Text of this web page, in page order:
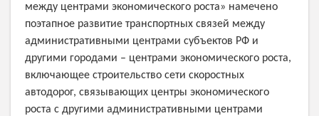
между центрами экономического роста» намечено
поэтапное развитие транспортных связей между
административными центрами субъектов РФ и
другими городами – центрами экономического роста,
включающее строительство сети скоростных
автодорог, связывающих центры экономического
роста с другими административными центрами